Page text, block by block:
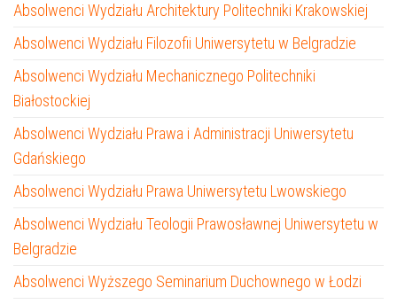
Absolwenci Wydziału Architektury Politechniki Krakowskiej
Absolwenci Wydziału Filozofii Uniwersytetu w Belgradzie
Absolwenci Wydziału Mechanicznego Politechniki
Białostockiej
Absolwenci Wydziału Prawa i Administracji Uniwersytetu
Gdańskiego
Absolwenci Wydziału Prawa Uniwersytetu Lwowskiego
Absolwenci Wydziału Teologii Prawosławnej Uniwersytetu w
Belgradzie
Absolwenci Wyższego Seminarium Duchownego w Łodzi